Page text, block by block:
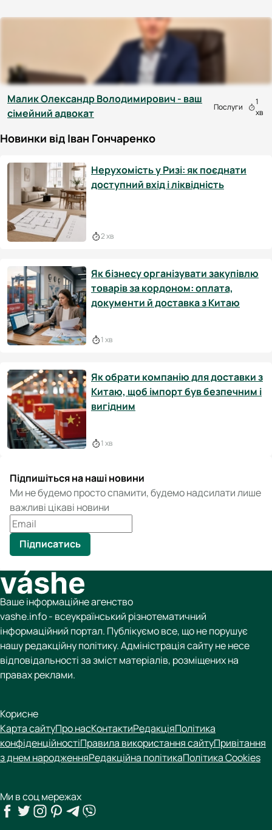
Малик Олександр Володимирович - ваш
сімейний адвокат
Послуги
1
хв
Новинки від Іван Гончаренко
Нерухомість у Ризі: як поєднати
доступний вхід і ліквідність
2 хв
Як бізнесу організувати закупівлю
товарів за кордоном: оплата,
документи й доставка з Китаю
1 хв
Як обрати компанію для доставки з
Китаю, щоб імпорт був безпечним і
вигідним
1 хв
Підпишіться на наші новини
Ми не будемо просто спамити, будемо надсилати лише
важливі цікаві новини
Підписатись
Ваше інформаційне агенство
vashe.info - всеукраїнський різнотематичний
інформаційний портал. Публікуємо все, що не порушує
нашу редакційну політику. Адміністрація сайту не несе
відповідальності за зміст матеріалів, розміщених на
правах реклами.
Корисне
Карта сайтуПро насКонтактиРедакціяПолітика
конфіденційностіПравила використання сайтуПривітання
з днем народженняРедакційна політикаПолітика Cookies
Ми в соц мережах